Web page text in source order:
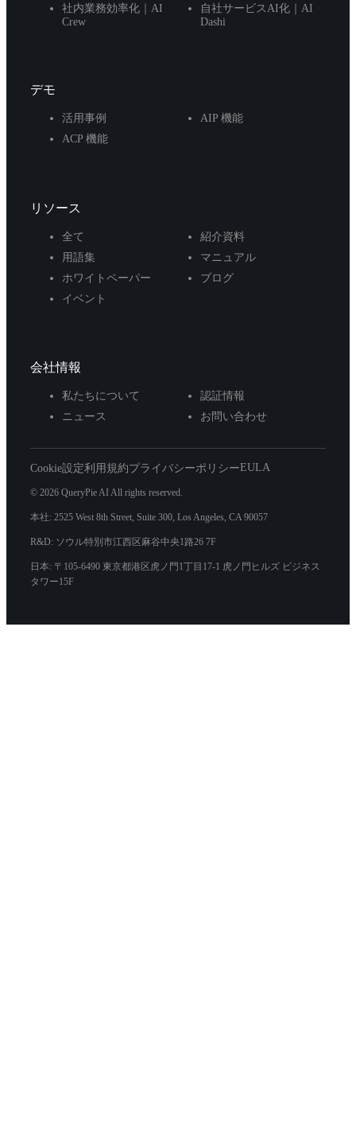
社内業務効率化｜AI
Crew
自社サービスAI化｜AI
Dashi
デモ
活用事例
AIP 機能
ACP 機能
リソース
全て
紹介資料
用語集
マニュアル
ホワイトペーパー
ブログ
イベント
会社情報
私たちについて
認証情報
ニュース
お問い合わせ
Cookie設定利用規約プライバシーポリシーEULA
© 2026 QueryPie AI All rights reserved.
本社: 2525 West 8th Street, Suite 300, Los Angeles, CA 90057
R&D: ソウル特別市江西区麻谷中央1路26 7F
日本: 〒105-6490 東京都港区虎ノ門1丁目17-1 虎ノ門ヒルズ ビジネス
タワー15F